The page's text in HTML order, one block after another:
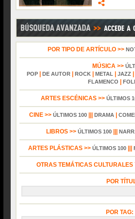
POR TIPO DE ARTÍCULO >>
MÚSICA >>
POP| DE AUTOR| ROCK| METAL| JAZZ|
FLAMENCO
ARTES ESCÉNICAS >> ÚLTIMOS
CINE >> ÚLTIMOS 100 DRAMA
LIBROS >> ÚLTIMOS 100
ARTES PLÁSTICAS >> ÚLTIMOS 100
OTRAS TEMÁTICAS CULTURALES
POR
POR